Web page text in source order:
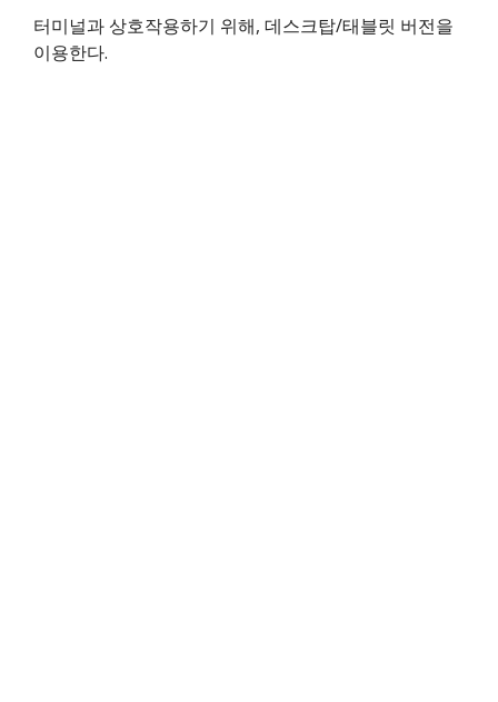
터미널과 상호작용하기 위해, 데스크탑/태블릿 버전을
이용한다.